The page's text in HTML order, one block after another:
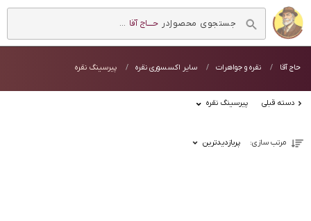
در حــــاج آقا ...
حاج آقا نقره و جواهرات سایر اکسسوری نقره پیرسینگ نقره
دسته قبلی پیرسینگ نقره
مرتب سازی: پربازدیدترین